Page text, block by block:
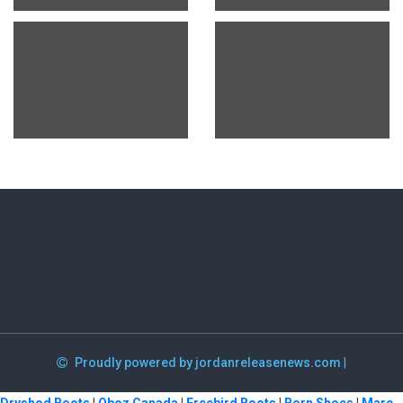
Proudly powered by jordanreleasenews.com